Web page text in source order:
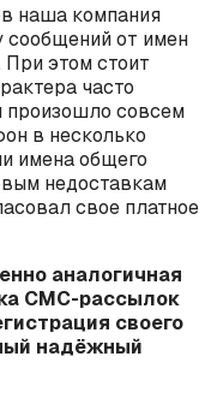
наша компания
сообщений от имен
При этом стоит
часто
произошло совсем
в несколько
имена общего
недоставкам
свое платное
аналогичная
СМС-рассылок
своего
надёжный